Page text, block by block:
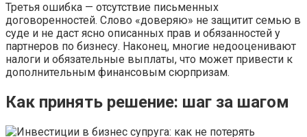
Третья ошибка — отсутствие письменных
договоренностей. Слово «доверяю» не защитит семью в
суде и не даст ясно описанных прав и обязанностей у
партнеров по бизнесу. Наконец, многие недооценивают
налоги и обязательные выплаты, что может привести к
дополнительным финансовым сюрпризам.
Как принять решение: шаг за шагом